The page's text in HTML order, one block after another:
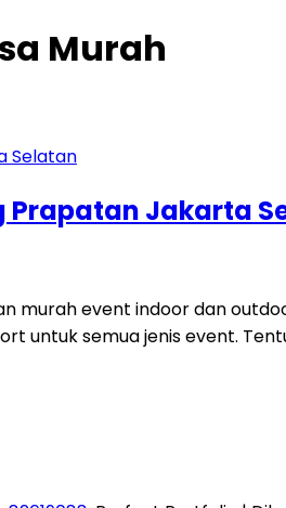
Murah
Prapatan Jakarta
murah event indoor dan
untuk semua jenis event.